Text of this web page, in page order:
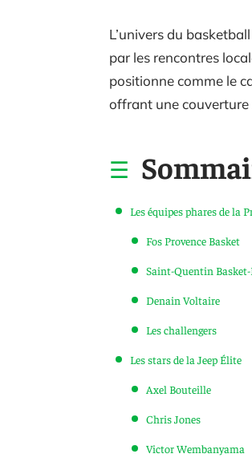
L’univers du
par les rencontres
positionne comme le
offrant une couverture
Les équipes phares de la
Fos Provence Basket
Saint-Quentin
Denain Voltaire
Les challengers
Les stars de la Jeep Élite
Axel Bouteille
Chris Jones
Victor Wembanyama